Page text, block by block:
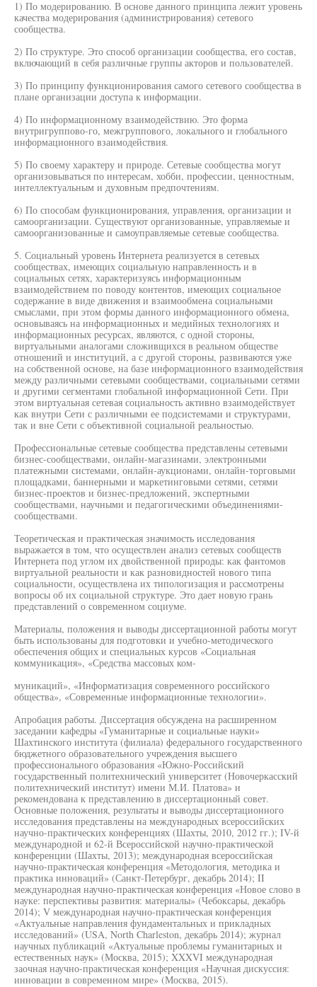
1) По модерированию. В основе данного принципа лежит уровень
качества модерирования (администрирования) сетевого
сообщества.
2) По структуре. Это способ организации сообщества, его состав,
включающий в себя различные группы акторов и пользователей.
3) По принципу функционирования самого сетевого сообщества в
плане организации доступа к информации.
4) По информационному взаимодействию. Это форма
внутригруппово-го, межгруппового, локального и глобального
информационного взаимодействия.
5) По своему характеру и природе. Сетевые сообщества могут
организовываться по интересам, хобби, профессии, ценностным,
интеллектуальным и духовным предпочтениям.
6) По способам функционирования, управления, организации и
самоорганизации. Существуют организованные, управляемые и
самоорганизованные и самоуправляемые сетевые сообщества.
5. Социальный уровень Интернета реализуется в сетевых
сообществах, имеющих социальную направленность и в
социальных сетях, характеризуясь информационным
взаимодействием по поводу контентов, имеющих социальное
содержание в виде движения и взаимообмена социальными
смыслами, при этом формы данного информационного обмена,
основываясь на информационных и медийных технологиях и
информационных ресурсах, являются, с одной стороны,
виртуальными аналогами сложивщихся в реальном обществе
отношений и институций, а с другой стороны, развиваются уже
на собственной основе, на базе информационного взаимодействия
между различными сетевыми сообществами, социальными сетями
и другими сегментами глобальной информационной Сети. При
этом виртуальная сетевая социальность активно взаимодействует
как внутри Сети с различными ее подсистемами и структурами,
так и вне Сети с объективной социальной реальностью.
Профессиональные сетевые сообщества представлены сетевыми
бизнес-сообществами, онлайн-магазинами, электронными
платежными системами, онлайн-аукционами, онлайн-торговыми
площадками, баннерными и маркетинговыми сетями, сетями
бизнес-проектов и бизнес-предложений, экспертными
сообществами, научными и педагогическими объединениями-
сообществами.
Теоретическая и практическая значимость исследования
выражается в том, что осуществлен анализ сетевых сообществ
Интернета под углом их двойственной природы: как фантомов
виртуальной реальности и как разновидностей нового типа
социальности, осуществлена их типологизация и рассмотрены
вопросы об их социальной структуре. Это дает новую грань
представлений о современном социуме.
Материалы, положения и выводы диссертационной работы могут
быть использованы для подготовки и учебно-методического
обеспечения общих и специальных курсов «Социальная
коммуникация», «Средства массовых ком-
муникаций», «Информатизация современного российского
общества», «Современные информационные технологии».
Апробация работы. Диссертация обсуждена на расширенном
заседании кафедры «Гуманитарные и социальные науки»
Шахтинского института (филиала) федерального государственного
бюджетного образовательного учреждения высшего
профессионального образования «Южно-Российский
государственный политехнический университет (Новочеркасский
политехнический институт) имени М.И. Платова» и
рекомендована к представлению в диссертационный совет.
Основные положения, результаты и выводы диссертационного
исследования представлены на международных всероссийских
научно-практических конференциях (Шахты, 2010, 2012 гг.); IV-й
международной и 62-й Всероссийской научно-практической
конференции (Шахты, 2013); международная всероссийская
научно-практическая конференция «Методология, методика и
практика инноваций» (Санкт-Петербург, декабрь 2014); II
международная научно-практическая конференция «Новое слово в
науке: перспективы развития: материалы» (Чебоксары, декабрь
2014); V международная научно-практическая конференция
«Актуальные направления фундаментальных и прикладных
исследований» (USA, North Charleston, декабрь 2014); журнал
научных публикаций «Актуальные проблемы гуманитарных и
естественных наук» (Москва, 2015); XXXVI международная
заочная научно-практическая конференция «Научная дискуссия:
инновации в современном мире» (Москва, 2015).